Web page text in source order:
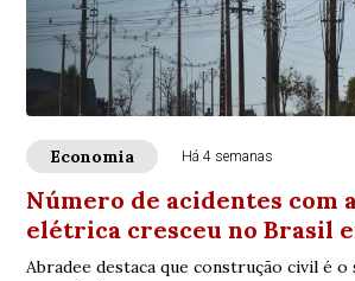
Economia Há 4 semanas
Número de acidentes com
elétrica cresceu no Brasil
Abradee destaca que construção civil é